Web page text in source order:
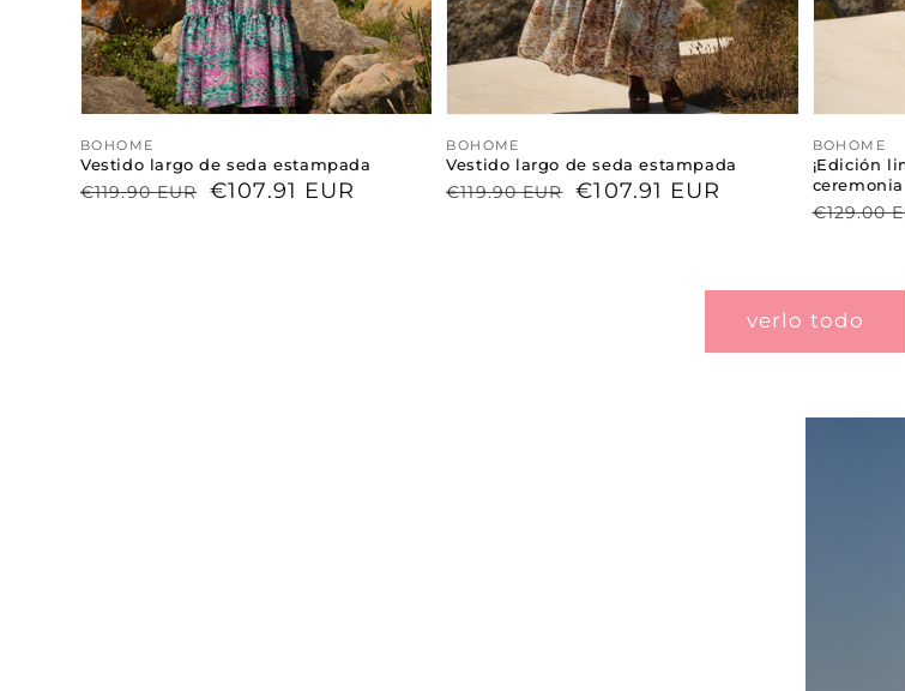
Proveedor:
BOHOME
Vestido largo de seda estampada
Precio
€119.90 EUR
Precio
€107.91 EUR
Proveedor:
BOHOME
Vestido largo de seda estampada
Precio
€119.90 EUR
Precio
€107.91 EUR
BOHOME
¡Edición
Precio
€129.00
Precio
verlo todo